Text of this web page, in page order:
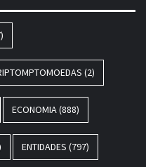
(2)
ECONOMIA(888)
ENTIDADES (797)